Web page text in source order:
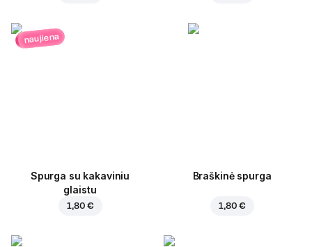
naujiena
Spurga su kakaviniu
glaistu
1,80 €
Braškinė spurga
1,80 €